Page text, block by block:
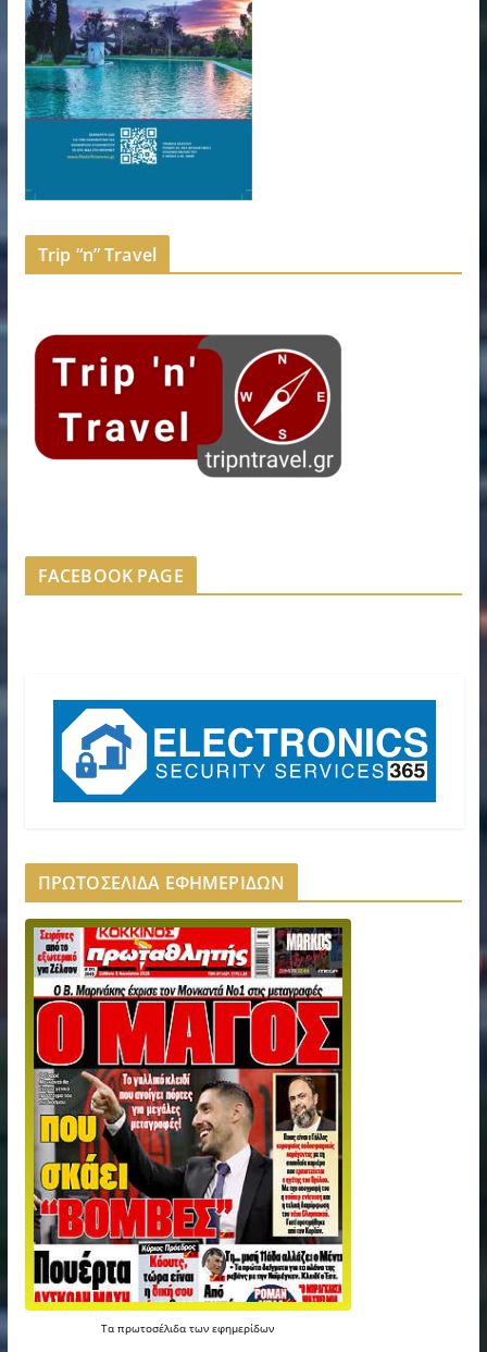
Trip “n” Travel
FACEBOOK PAGE
ΠΡΩΤΟΣΕΛΙΔΑ ΕΦΗΜΕΡΙΔΩΝ
Ταπρωτοσέλιδατωνεφημερίδων